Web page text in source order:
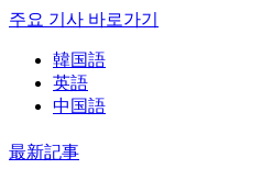
주요 기사 바로가기
韓国語
英語
中国語
最新記事